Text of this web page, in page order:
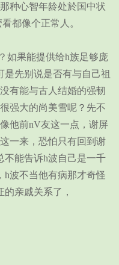
种心智年龄处於国中状
都像个正常人。
果能提供给h族足够庞
是先别说是否有与自己祖
有能与古人结婚的强韧
强大的尚美雪呢？先不
他前nV友这一点，谢屏
一来，恐怕只有回到谢
不能告诉h波自己是一千
h波不当他有病那才奇怪
亲戚关系了，